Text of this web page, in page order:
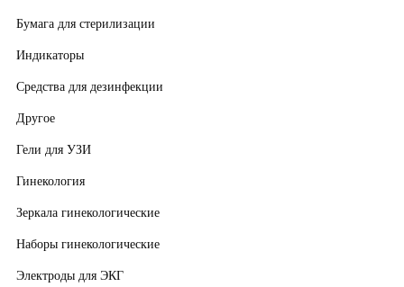
Бумага для стерилизации
Индикаторы
Средства для дезинфекции
Другое
Гели для УЗИ
Гинекология
Зеркала гинекологические
Наборы гинекологические
Электроды для ЭКГ